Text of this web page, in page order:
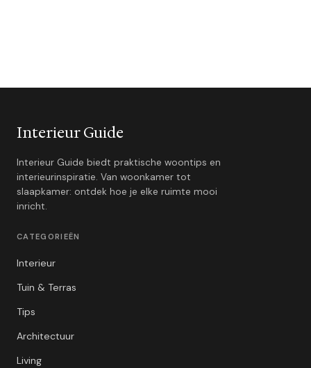
Interieur Guide
Interieur Guide biedt praktische woontips en
interieurinspiratie. Van woonkamer tot
slaapkamer: ontdek hoe je elke ruimte mooi
inricht.
CATEGORIEËN
Interieur
Tuin & Terras
Tips
Architectuur
Living